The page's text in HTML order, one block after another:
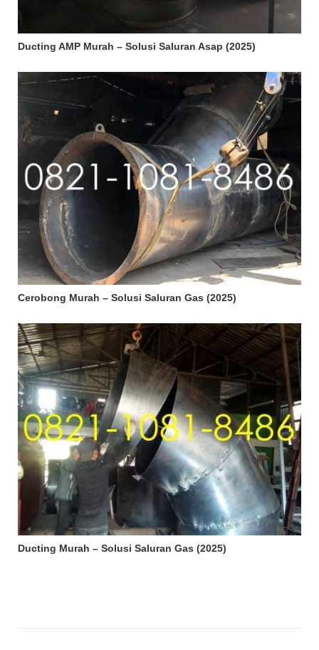
Ducting AMP Murah – Solusi Saluran Asap (2025)
Cerobong Murah – Solusi Saluran Gas (2025)
Ducting Murah – Solusi Saluran Gas (2025)